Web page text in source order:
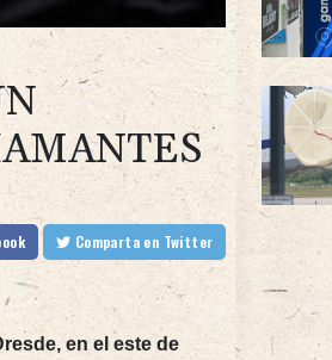
Comparta en Twitter
en el este de